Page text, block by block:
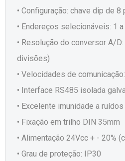
• Configuração: chave dip de
• Endereços selecionáveis: 1
• Resolução do conversor A/
divisões)
• Velocidades de
• Interface RS485 isolada
• Excelente imunidade a
• Fixação em trilho DIN 35mm
• Alimentação 24Vcc + - 20%
• Grau de proteção: IP30